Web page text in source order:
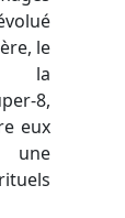
le
la
8,
eux
une